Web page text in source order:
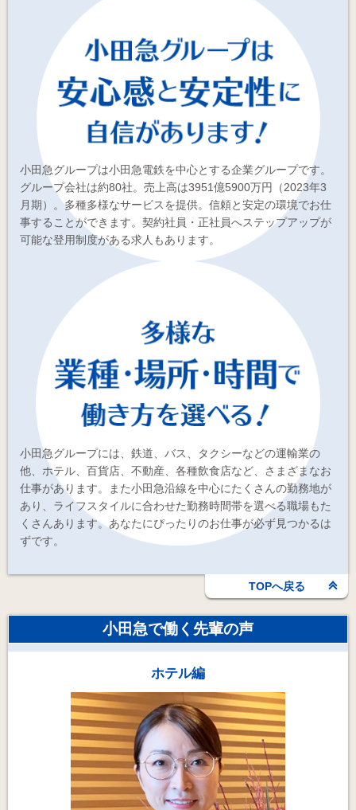
小田急グループは小田急電鉄を中心とする企業グループです。
グループ会社は約80社。売上高は3951億5900万円（2023年3
月期）。多種多様なサービスを提供。信頼と安定の環境でお仕
事することができます。契約社員・正社員へステップアップが
可能な登用制度がある求人もあります。
小田急グループには、鉄道、バス、タクシーなどの運輸業の
他、ホテル、百貨店、不動産、各種飲食店など、さまざまなお
仕事があります。また小田急沿線を中心にたくさんの勤務地が
あり、ライフスタイルに合わせた勤務時間帯を選べる職場もた
くさんあります。あなたにぴったりのお仕事が必ず見つかるは
ずです。
TOPへ戻る
小田急で働く先輩の声
ホテル編